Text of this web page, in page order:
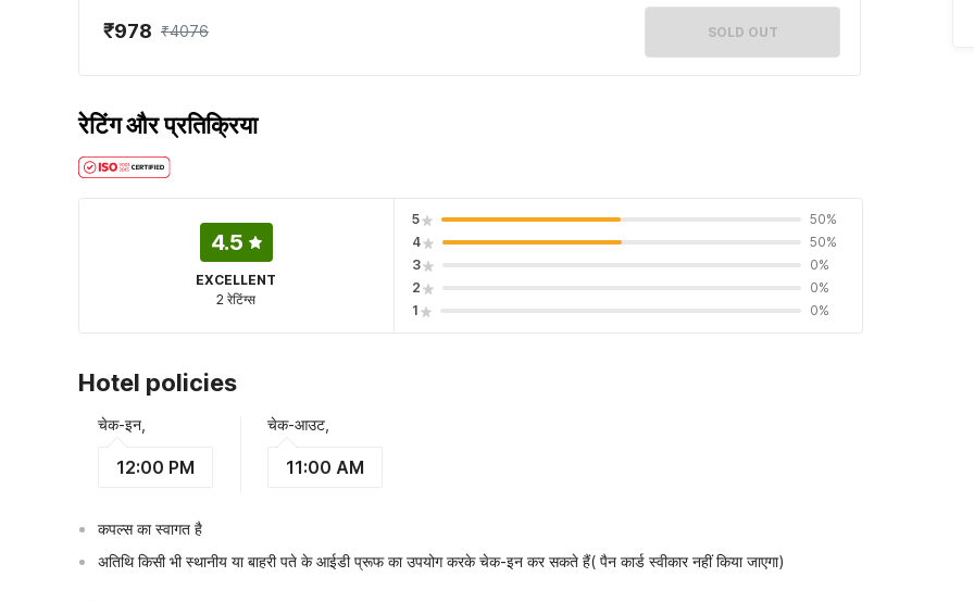
₹978 ₹4076 SOLD OUT
रेटिंग और प्रतिक्रिया
4.5
EXCELLENT
2 रेटिंग्स
5
50%
4
50%
3
0%
2
0%
1
0%
Hotel policies
चेक-इन,
12:00 PM
चेक-आउट,
11:00 AM
कपल्स का स्वागत है
अतिथि किसी भी स्थानीय या बाहरी पते के आईडी प्रूफ का उपयोग करके चेक-इन कर सकते हैं( पैन कार्ड स्वीकार नहीं किया जाएगा)